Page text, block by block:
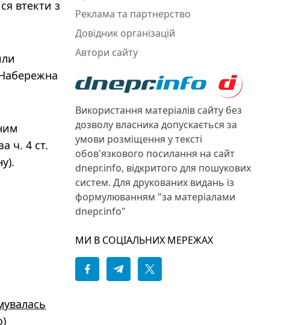
втекти з
ч. 4 ст.
Реклама та партнерство
Довідник організацій
Автори сайту
Використання матеріалів сайту без
дозволу власника допускається за
умови розміщення у тексті
обов'язкового посилання на сайт
dnepr.info, відкритого для пошукових
систем. Для друкованих видань із
формулюванням "за матеріалами
dnepr.info"
МИ В СОЦІАЛЬНИХ МЕРЕЖАХ